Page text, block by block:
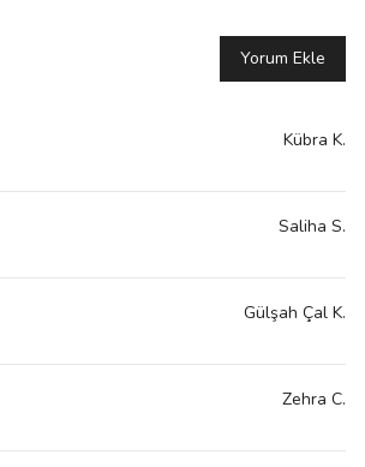
Yorum Ekle
Kübra K.
Saliha S.
Gülşah Çal K.
Zehra C.